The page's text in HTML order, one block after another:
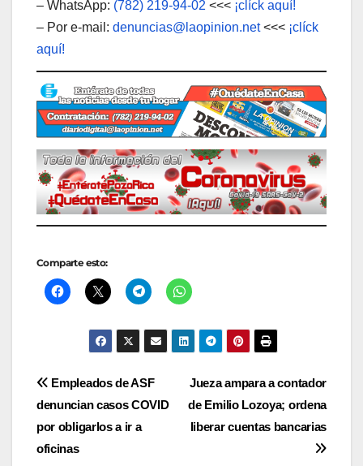
– WhatsApp: (782) 219-94-02 <<< ¡clíck aquí!
– Por e-mail: denuncias@laopinion.net<<< ¡clíck
aquí!
Comparte esto:
Navegación
de
entradas
Jueza ampara a contador
de Emilio Lozoya; ordena
liberar cuentas bancarias
Empleados de ASF
denuncian casos COVID
por obligarlos a ir a
oficinas